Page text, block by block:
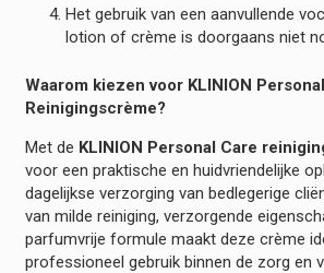
Het gebruik van een aanvullende
lotion of crème is doorgaans niet
Waarom kiezen voor KLINION
Reinigingscrème?
Met de KLINION Personal Care
voor een praktische en huidvriendelijke
dagelijkse verzorging van bedlegerige
van milde reiniging, verzorgende
parfumvrije formule maakt deze crème
professioneel gebruik binnen de zorg en